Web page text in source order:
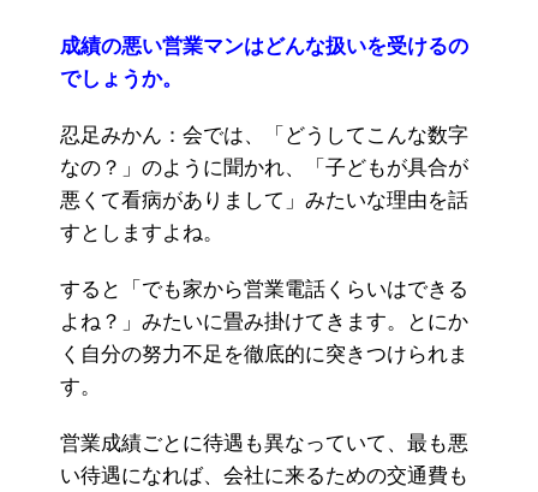
成績の悪い営業マンはどんな扱いを受けるの
でしょうか。
忍足みかん：会では、「どうしてこんな数字
なの？」のように聞かれ、「子どもが具合が
悪くて看病がありまして」みたいな理由を話
すとしますよね。
すると「でも家から営業電話くらいはできる
よね？」みたいに畳み掛けてきます。とにか
く自分の努力不足を徹底的に突きつけられま
す。
営業成績ごとに待遇も異なっていて、最も悪
い待遇になれば、会社に来るための交通費も